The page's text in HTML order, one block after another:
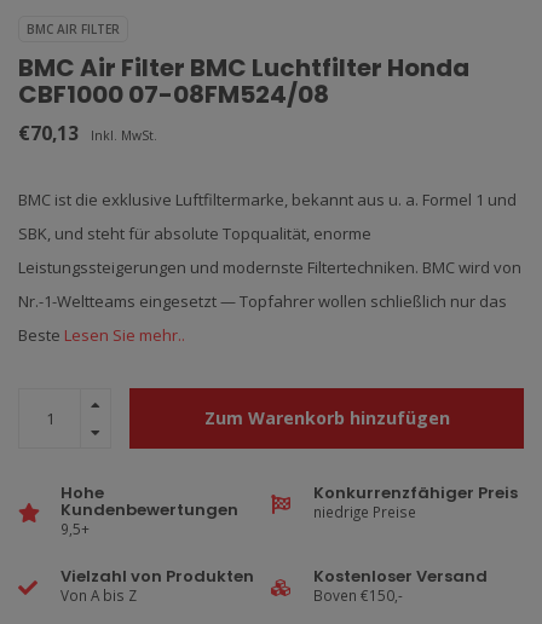
BMC AIR FILTER
BMC Air Filter BMC Luchtfilter Honda
CBF1000 07-08FM524/08
€70,13 Inkl. MwSt.
BMC ist die exklusive Luftfiltermarke, bekannt aus u. a. Formel 1 und
SBK, und steht für absolute Topqualität, enorme
Leistungssteigerungen und modernste Filtertechniken. BMC wird von
Nr.-1-Weltteams eingesetzt — Topfahrer wollen schließlich nur das
Beste Lesen Sie mehr..
Zum Warenkorb hinzufügen
Hohe
Kundenbewertungen
9,5+
Konkurrenzfähiger Preis
niedrige Preise
Vielzahl von Produkten
Von A bis Z
Kostenloser Versand
Boven €150,-